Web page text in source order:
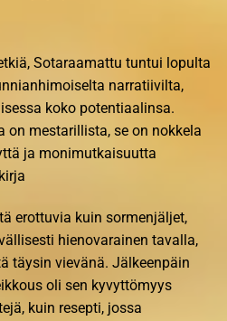
Sotaraamattu tuntui lopulta
narratiivilta,
koko potentiaalinsa.
on mestarillista, se on nokkela
ja monimutkaisuutta
erottuvia kuin sormenjäljet,
hienovarainen tavalla,
täysin vievänä. Jälkeenpäin
oli sen kyvyttömyys
kuin resepti, jossa